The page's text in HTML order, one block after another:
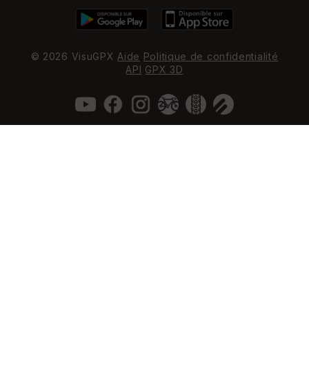
© 2026 VisuGPX Aide Politique de confidentialité
API GPX 3D